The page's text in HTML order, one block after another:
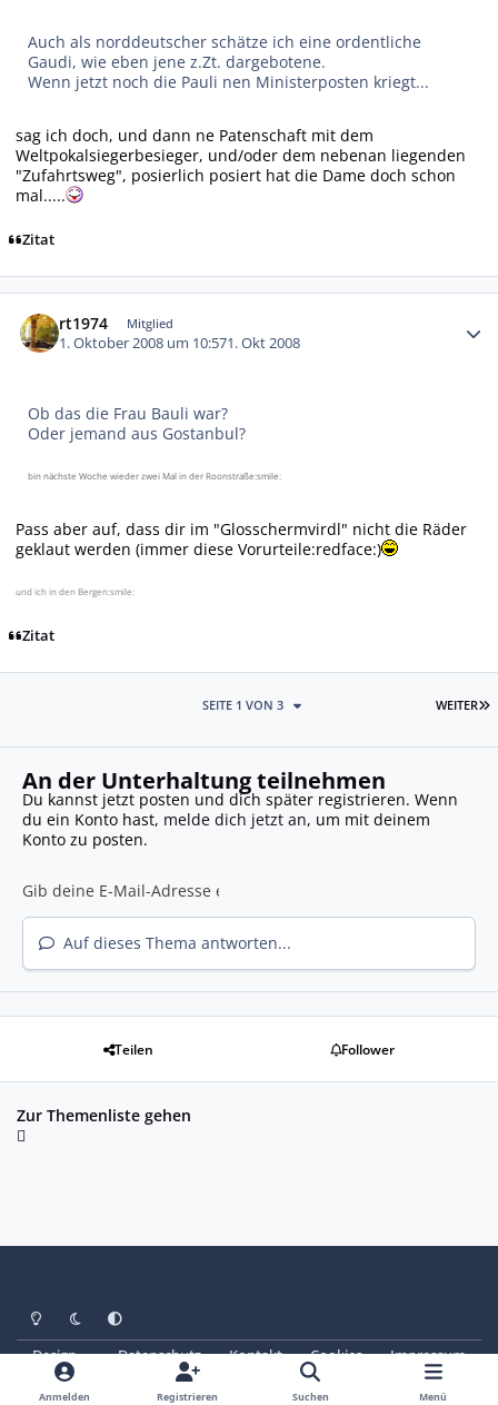
Auch als norddeutscher schätze ich eine ordentliche
Gaudi, wie eben jene z.Zt. dargebotene.
Wenn jetzt noch die Pauli nen Ministerposten kriegt...
sag ich doch, und dann ne Patenschaft mit dem
Weltpokalsiegerbesieger, und/oder dem nebenan liegenden
"Zufahrtsweg", posierlich posiert hat die Dame doch schon
mal.....
Zitat
rt1974 Mitglied
1. Oktober 2008 um 10:571. Okt 2008
Ob das die Frau Bauli war?
Oder jemand aus Gostanbul?
bin nächste Woche wieder zwei Mal in der Roonstraße:smile:
Pass aber auf, dass dir im "Glosschermvirdl" nicht die Räder
geklaut werden (immer diese Vorurteile:redface:)
und ich in den Bergen:smile:
Zitat
WEITER
SEITE 1 VON 3
An der Unterhaltung teilnehmen
Du kannst jetzt posten und dich später registrieren. Wenn
du ein Konto hast, melde dich jetzt an, um mit deinem
Konto zu posten.
Auf dieses Thema antworten...
Teilen Follower
Zur Themenliste gehen
Heller ModusDunkler Modus
Systemeinstellung
Design Datenschutz Kontakt Cookies
Impressum
© Copyright 2025 - SAABoteure e. V.
Powered by Invision Community
Anmelden Registrieren Suchen Menü